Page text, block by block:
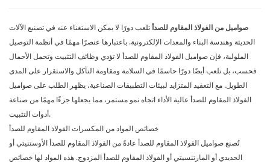
صواميل من الفولاذ المقاوم للصدأتلعب دورًا لا يمكن الاستغناء عنه في تصنيع الآلات
الحديثة وهندسة البناء والمعدات الإلكترونية. باعتبارها عنصرًا مهمًا في أنظمة التوصيل
الملولبة، فإن صواميل الفولاذ المقاوم للصدأ لا تؤدي وظائف التثبيت وتحمل الأحمال
فحسب، بل تلعب أيضًا دورًا حاسمًا في السلامة ومقاومة التآكل والاستقرار على المدى
الطويل. مع التعقيد المتزايد لبيئات التطبيقات الصناعية، يظهر الطلب على صواميل
الفولاذ المقاوم للصدأ عالية الأداء اتجاه نمو مستمر، مما يجعلها جزءًا مهمًا من صناعة
أدوات التثبيت.
خصائص المواد من المكسرات الفولاذ المقاوم للصدأ
تُصنع صواميل الفولاذ المقاوم للصدأ عادةً من الفولاذ المقاوم للصدأ الأوستنيتي أو
الحديدي أو المارتنسيتي أو الفولاذ المقاوم للصدأ المزدوج. هذه المواد لها خصائص